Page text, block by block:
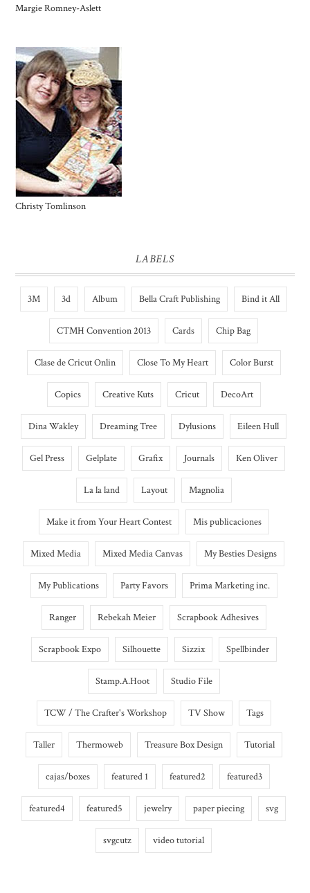
Margie Romney-Aslett
Christy Tomlinson
LABELS
3M 3d Album Bella Craft Publishing Bind it All
CTMH Convention 2013 Cards Chip Bag
Clase de Cricut Onlin Close To My Heart Color Burst
Copics Creative Kuts Cricut DecoArt
Dina Wakley Dreaming Tree Dylusions Eileen Hull
Gel Press Gelplate Grafix Journals Ken Oliver
La la land Layout Magnolia
Make it from Your Heart Contest Mis publicaciones
Mixed Media Mixed Media Canvas My Besties Designs
My Publications Party Favors Prima Marketing inc.
Ranger Rebekah Meier Scrapbook Adhesives
Scrapbook Expo Silhouette Sizzix Spellbinder
Stamp.A.Hoot Studio File
TCW / The Crafter's Workshop TV Show Tags
Taller Thermoweb Treasure Box Design Tutorial
cajas/boxes featured 1 featured2 featured3
featured4 featured5 jewelry paper piecing svg
svgcutz video tutorial